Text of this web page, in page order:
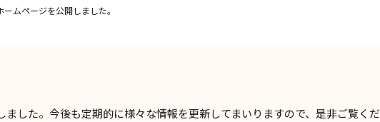
ームページを公開しました。
ました。今後も定期的に様々な情報を更新してまいりますので、是非ご覧くだ